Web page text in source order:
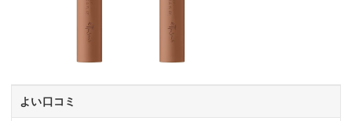
よい口コミ